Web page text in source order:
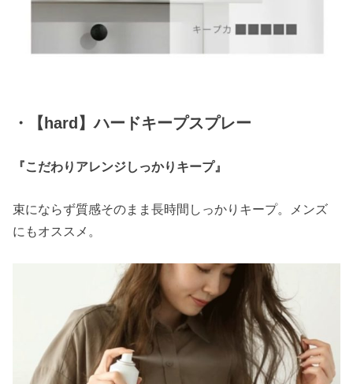
・【hard】ハードキープスプレー
『こだわりアレンジしっかりキープ』
束にならず質感そのまま長時間しっかりキープ。メンズ
にもオススメ。